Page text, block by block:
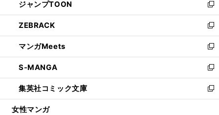
く
で
開
く
ド
ウ
で
開
く
ィ
ン
ド
ウ
で
開
く
い
ウ
ィ
ン
ド
ウ
で
開
く
ジャンプTOON
新
し
い
ウ
ィ
ン
ド
ウ
で
開
ZEBRACK
新
し
い
ウ
ィ
ン
ド
ウ
マンガMeets
新
し
い
ウ
ィ
ン
S-MANGA
新
し
い
ウ
集英社コミック文庫
新
し
女性マンガ